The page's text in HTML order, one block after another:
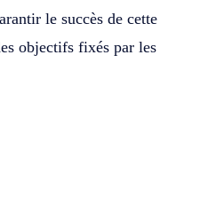
le succès de cette
objectifs fixés par les